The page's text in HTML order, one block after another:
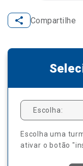
Compartilhe
Escolha:
Escolha uma
ativar o botão